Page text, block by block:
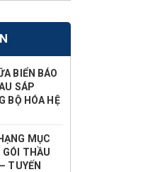
BIỂN BÁO
SÁP
BỘ HÓA HỆ
MỤC
GÓI THẦU
TUYẾN